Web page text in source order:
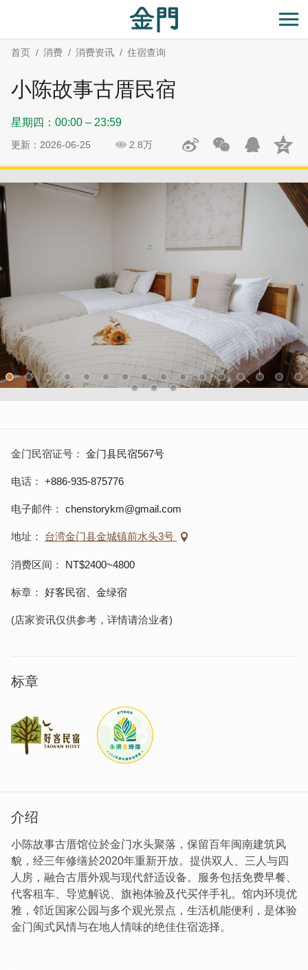
主
开
首页 消费 消费资讯 住宿查询
小陈故事古厝民宿
星期四：00:00 – 23:59
更新：2026-06-25 2.8万
社
金门民宿证号 金门县民宿567号
电话 +886-935-875776
电子邮件 chenstorykm@gmail.com
地址 台湾金门县金城镇前水头3号
消费区间 NT$2400~4800
标章 好客民宿、金绿宿
(店家资讯仅供参考，详情请洽业者)
标章
介绍
小陈故事古厝馆位於金门水头聚落，保留百年闽南建筑风
貌，经三年修缮於2020年重新开放。提供双人、三人与四
人房，融合古厝外观与现代舒适设备。服务包括免费早餐、
代客租车、导览解说、旗袍体验及代买伴手礼。馆内环境优
雅，邻近国家公园与多个观光景点，生活机能便利，是体验
金门闽式风情与在地人情味的绝佳住宿选择。